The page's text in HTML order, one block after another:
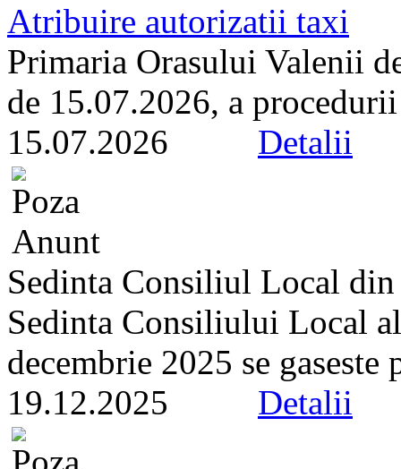
Atribuire autorizatii taxi
Primaria Orasului Valenii
de 15.07.2026, a
15.07.2026 Detalii
Sedinta Consiliul Local
Sedinta Consiliului Local
decembrie 2025 se
19.12.2025 Detalii